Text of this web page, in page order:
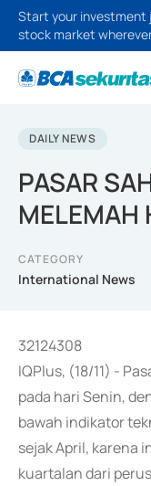
Start your investment
stock market
DAILY NEWS
PASAR
MELEMAH
CATEGORY
International News
32124308
IQPlus, (18/11) -
pada hari Senin,
bawah indikator
sejak April, karena
kuartalan dari